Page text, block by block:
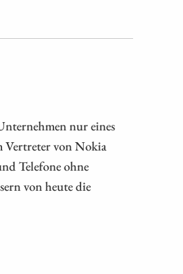
nur eines
Vertreter von Nokia
Telefone ohne
von heute die